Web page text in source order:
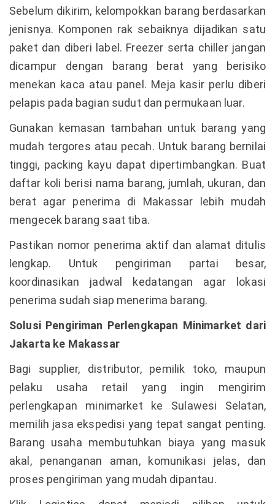
Sebelum dikirim, kelompokkan barang berdasarkan
jenisnya. Komponen rak sebaiknya dijadikan satu
paket dan diberi label. Freezer serta chiller jangan
dicampur dengan barang berat yang berisiko
menekan kaca atau panel. Meja kasir perlu diberi
pelapis pada bagian sudut dan permukaan luar.
Gunakan kemasan tambahan untuk barang yang
mudah tergores atau pecah. Untuk barang bernilai
tinggi, packing kayu dapat dipertimbangkan. Buat
daftar koli berisi nama barang, jumlah, ukuran, dan
berat agar penerima di Makassar lebih mudah
mengecek barang saat tiba.
Pastikan nomor penerima aktif dan alamat ditulis
lengkap. Untuk pengiriman partai besar,
koordinasikan jadwal kedatangan agar lokasi
penerima sudah siap menerima barang.
Solusi Pengiriman Perlengkapan Minimarket dari
Jakarta ke Makassar
Bagi supplier, distributor, pemilik toko, maupun
pelaku usaha retail yang ingin mengirim
perlengkapan minimarket ke Sulawesi Selatan,
memilih jasa ekspedisi yang tepat sangat penting.
Barang usaha membutuhkan biaya yang masuk
akal, penanganan aman, komunikasi jelas, dan
proses pengiriman yang mudah dipantau.